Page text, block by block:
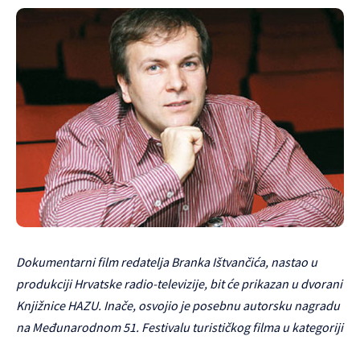
Dokumentarni film redatelja Branka Ištvančića, nastao u
produkciji Hrvatske radio-televizije, bit će prikazan u dvorani
Knjižnice HAZU. Inače, osvojio je posebnu autorsku nagradu
na Međunarodnom 51. Festivalu turističkog filma u kategoriji